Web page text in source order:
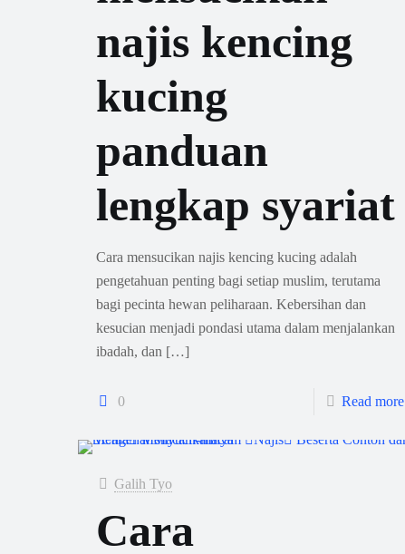
najis kencing
kucing
panduan
lengkap syariat
Cara mensucikan najis kencing kucing adalah
pengetahuan penting bagi setiap muslim, terutama
bagi pecinta hewan peliharaan. Kebersihan dan
kesucian menjadi pondasi utama dalam menjalankan
ibadah, dan […]
0 Read more
Galih Tyo
Cara